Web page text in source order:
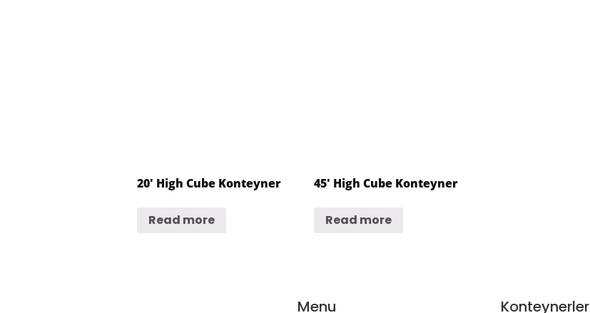
20′ High Cube Konteyner
Read more
45′ High Cube Konteyner
Read more
Menu Konteynerler